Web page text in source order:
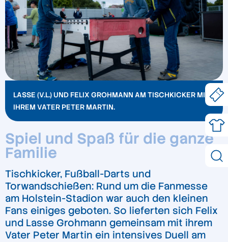
LASSE (V.L.) UND FELIX GROHMANN AM TISCHKICKER MIT
IHREM VATER PETER MARTIN.
Spiel und Spaß für die ganze
Familie
Tischkicker, Fußball-Darts und
Torwandschießen: Rund um die Fanmesse
am Holstein-Stadion war auch den kleinen
Fans einiges geboten. So lieferten sich Felix
und Lasse Grohmann gemeinsam mit ihrem
Vater Peter Martin ein intensives Duell am